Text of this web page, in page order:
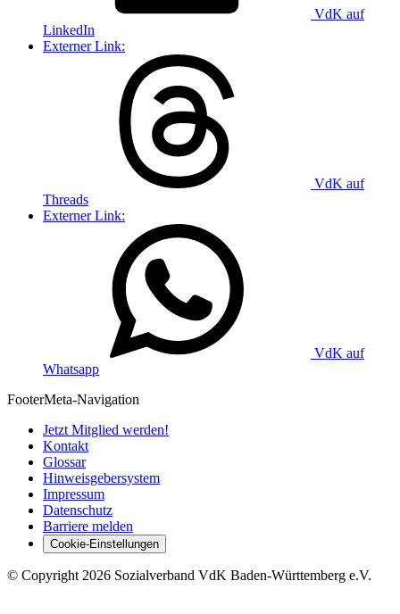
VdK auf
LinkedIn
Externer Link:
VdK auf
Threads
Externer Link:
VdK auf
Whatsapp
FooterMeta-Navigation
Jetzt Mitglied werden!
Kontakt
Glossar
Hinweisgebersystem
Impressum
Datenschutz
Barriere melden
Cookie-Einstellungen
© Copyright 2026 Sozialverband VdK Baden-Württemberg e.V.